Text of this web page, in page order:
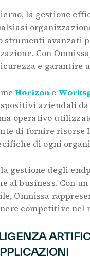
la gestione
avanzati
Con
e garantire
Horizon e
aziendali da
operativo
di fornire risorse
di ogni
gestione degli
al business. Con
Omnissa
competitive nel